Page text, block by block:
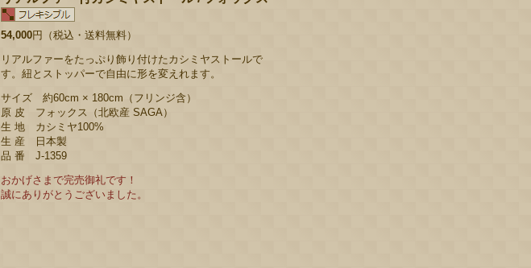
54,000円（税込・送料無料）
リアルファーをたっぷり飾り付けたカシミヤストールで
す。紐とストッパーで自由に形を変えれます。
サイズ 約60cm × 180cm（フリンジ含）
原 皮 フォックス（北欧産 SAGA）
生 地 カシミヤ100%
生 産 日本製
品 番 J-1359
おかげさまで完売御礼です！
誠にありがとうございました。